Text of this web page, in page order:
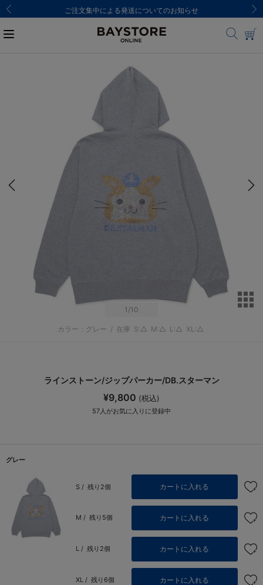
ご注文集中による発送についてのお知らせ
1 /10
カラー：グレー / 在庫 S:△ M:△ L:△ XL:△
ラインストーン/ジップパーカー/DB.スターマン
¥9,800 (税込)
57人がお気に入りに登録中
グレー
S / 残り2個 カートに入れる
M / 残り5個 カートに入れる
L / 残り2個 カートに入れる
XL / 残り6個 カートに入れる